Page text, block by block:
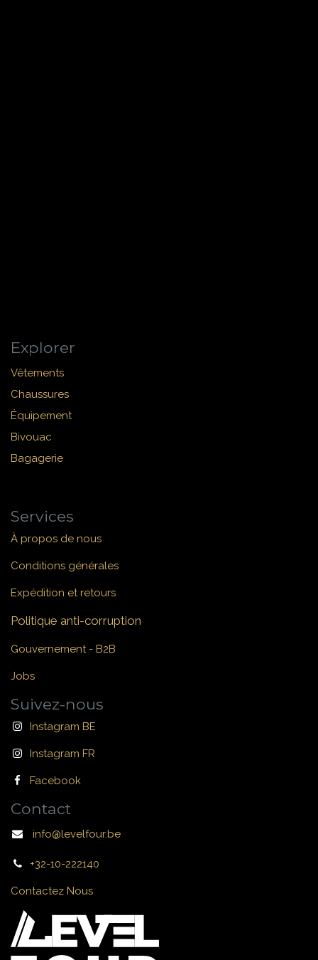
Explorer
Vêtements
Chaussures
Équipement
Bivouac
Bagagerie
Services
À propos de nous
Conditions générales
Expédition et retours
Politique anti-corruption
Gouvernement - B2B
Jobs
Suivez-nous
Instagram BE
Instagram FR
Facebook
Contact
info@levelfour.be
+32-10-222140
Contactez Nous